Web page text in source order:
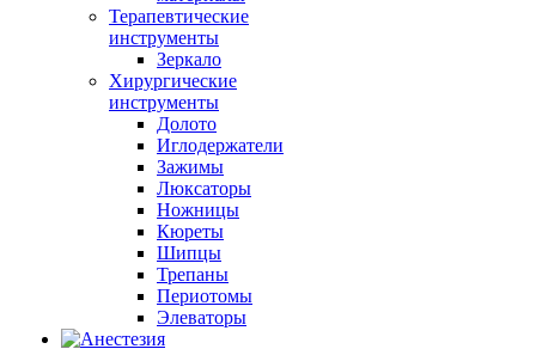
Терапевтические
инструменты
Зеркало
Хирургические
инструменты
Долото
Иглодержатели
Зажимы
Люксаторы
Ножницы
Кюреты
Шипцы
Трепаны
Периотомы
Элеваторы